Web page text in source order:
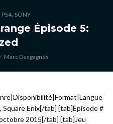
PS4, SONY
Épisode 5:
Marc Desgagnés
Square Enix[/tab] [tab]Épisode #
2015[/tab] [tab]Jeu